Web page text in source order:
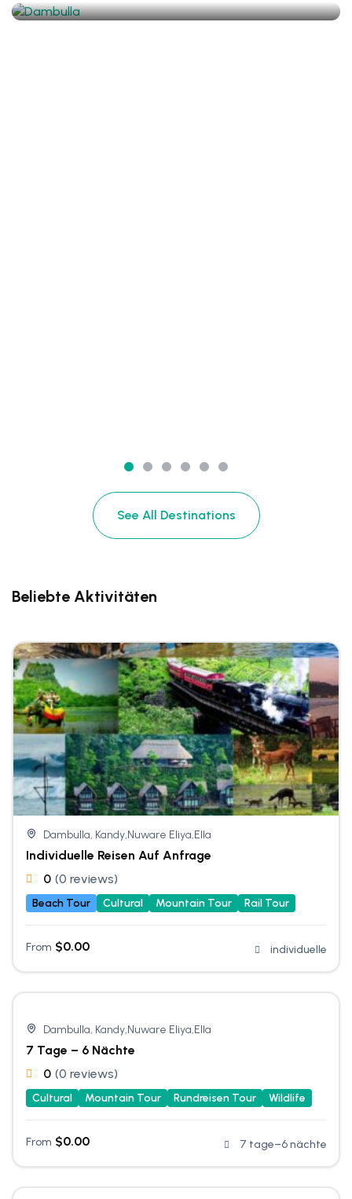
See All Destinations
Beliebte Aktivitäten
Dambulla, Kandy,Nuware Eliya,Ella
Individuelle Reisen Auf Anfrage
0 (0 reviews)
Beach Tour Cultural Mountain Tour Rail Tour
From $0.00 individuelle
Dambulla, Kandy,Nuware Eliya,Ella
7 Tage – 6 Nächte
0 (0 reviews)
Cultural Mountain Tour Rundreisen Tour Wildlife
From $0.00 7 tage–6 nächte